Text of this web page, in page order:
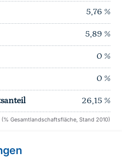
5,76 %
5,89 %
0 %
0 %
26,15 %
(% Gesamtlandschaftsfläche, Stand 2010)
Seite